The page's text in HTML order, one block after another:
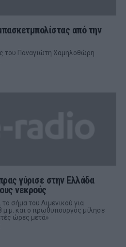
από την
του Παναγιώτη Χαμηλοθώρη
γύρισε στην Ελλάδα
νεκρούς
σήμα του Λιμενικού για
μ.μ. και ο πρωθυπουργός μίλησε
ώρες μετά»